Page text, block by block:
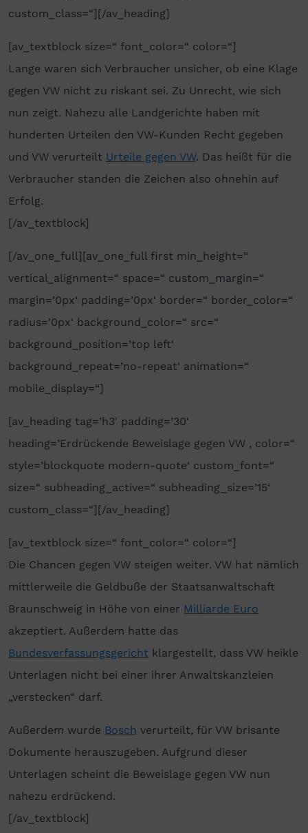
custom_class=“][/av_heading]
[av_textblock size=“ font_color=“ color=“]
Lange waren sich Verbraucher unsicher, ob eine Klage
gegen VW nicht zu riskant sei. Zu Unrecht, wie sich
nun zeigt. Nahezu alle Landgerichte haben mit
hunderten Urteilen den VW-Kunden Recht gegeben
und VW verurteilt Urteile gegen VW. Das heißt für die
Verbraucher standen die Zeichen also ohnehin auf
Erfolg.
[/av_textblock]
[/av_one_full][av_one_full first min_height=“
vertical_alignment=“ space=“ custom_margin=“
margin=’0px‘ padding=’0px‘ border=“ border_color=“
radius=’0px‘ background_color=“ src=“
background_position=’top left‘
background_repeat=’no-repeat‘ animation=“
mobile_display=“]
[av_heading tag=’h3′ padding=’30‘
heading=’Erdrückende Beweislage gegen VW ‚ color=“
style=’blockquote modern-quote‘ custom_font=“
size=“ subheading_active=“ subheading_size=’15‘
custom_class=“][/av_heading]
[av_textblock size=“ font_color=“ color=“]
Die Chancen gegen VW steigen weiter. VW hat nämlich
mittlerweile die Geldbuße der Staatsanwaltschaft
Braunschweig in Höhe von einer Milliarde Euro
akzeptiert. Außerdem hatte das
Bundesverfassungsgericht klargestellt, dass VW heikle
Unterlagen nicht bei einer ihrer Anwaltskanzleien
„verstecken“ darf.
Außerdem wurde Bosch verurteilt, für VW brisante
Dokumente herauszugeben. Aufgrund dieser
Unterlagen scheint die Beweislage gegen VW nun
nahezu erdrückend.
[/av_textblock]